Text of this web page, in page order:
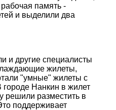
память -
и выделили два
и другие специалисты
жилеты,
"умные" жилеты с
Нанкин в жилет
решили разместить в
поддерживает